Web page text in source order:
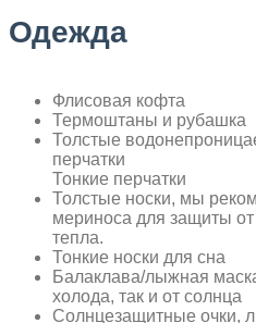
Одежда
Флисовая кофта
Термоштаны и рубашка
Толстые
перчатки
Тонкие перчатки
Толстые носки, мы
мериноса для защиты
тепла.
Тонкие носки для сна
Балаклава/лыжная
холода, так и от солнца
Солнцезащитные очки,